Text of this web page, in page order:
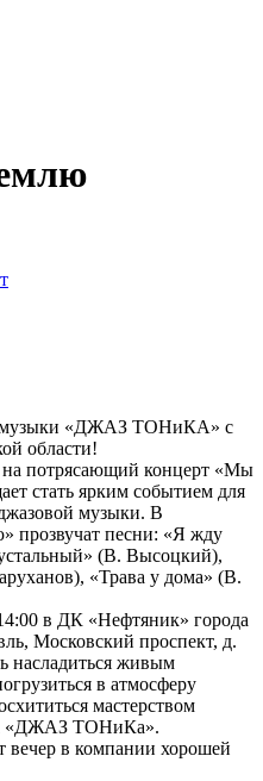
музыки «ДЖАЗ ТОНиКА» с
области!
потрясающий концерт «Мы
стать ярким событием для
музыки. В
прозвучат песни: «Я жду
(В. Высоцкий),
«Трава у дома» (В.
в ДК «Нефтяник» города
Московский проспект, д.
насладиться живым
в атмосферу
мастерством
«ДЖАЗ ТОНиКа».
вечер в компании хорошей